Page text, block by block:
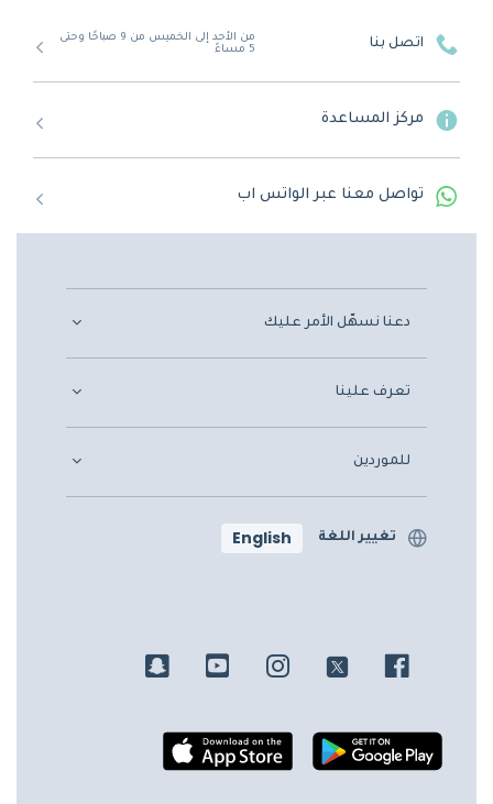
اتصل بنا
من الأحد إلى الخميس من 9 صباحًا وحتى
5 مساءً
مركز المساعدة
تواصل معنا عبر الواتس اب
دعنا نسهّل الأمر عليك
تعرف علينا
للموردين
تغيير اللغة English